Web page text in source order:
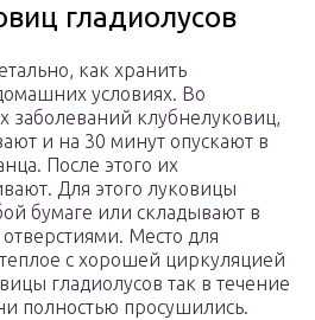
гладиолусов
как хранить
условиях. Во
заболеваний клубнелуковиц,
и на 30 минут опускают в
После этого их
Для этого луковицы
бумаге или складывают в
Место для
с хорошей циркуляцией
гладиолусов так в течение
полностью просушились.